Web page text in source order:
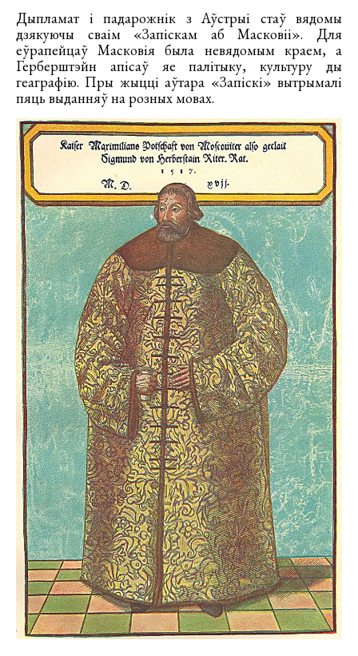
Дыпламат і падарожнік з Аўстрыі стаў вядомы
дзякуючы сваім «Запіскам аб Масковіі». Для
еўрапейцаў Масковія была невядомым краем, а
Герберштэйн апісаў яе палітыку, культуру ды
геаграфію. Пры жыцці аўтара «Запіскі» вытрымалі
пяць выданняў на розных мовах.